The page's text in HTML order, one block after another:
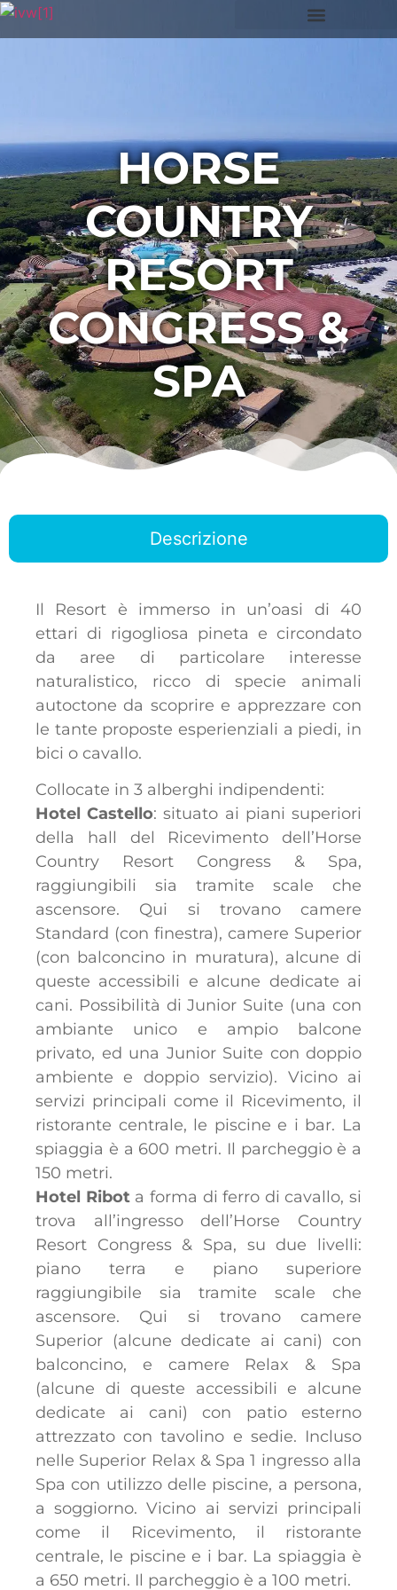
HORSE
COUNTRY
RESORT
CONGRESS &
SPA
Descrizione
Il Resort è immerso in un’oasi di 40
ettari di rigogliosa pineta e circondato
da aree di particolare interesse
naturalistico, ricco di specie animali
autoctone da scoprire e apprezzare con
le tante proposte esperienziali a piedi, in
bici o cavallo.
Collocate in 3 alberghi indipendenti:
Hotel Castello: situato ai piani superiori
della hall del Ricevimento dell’Horse
Country Resort Congress & Spa,
raggiungibili sia tramite scale che
ascensore. Qui si trovano camere
Standard (con finestra), camere Superior
(con balconcino in muratura), alcune di
queste accessibili e alcune dedicate ai
cani. Possibilità di Junior Suite (una con
ambiante unico e ampio balcone
privato, ed una Junior Suite con doppio
ambiente e doppio servizio). Vicino ai
servizi principali come il Ricevimento, il
ristorante centrale, le piscine e i bar. La
spiaggia è a 600 metri. Il parcheggio è a
150 metri.
Hotel Ribota forma di ferro di cavallo, si
trova all’ingresso dell’Horse Country
Resort Congress & Spa, su due livelli:
piano terra e piano superiore
raggiungibile sia tramite scale che
ascensore. Qui si trovano camere
Superior (alcune dedicate ai cani) con
balconcino, e camere Relax & Spa
(alcune di queste accessibili e alcune
dedicate ai cani) con patio esterno
attrezzato con tavolino e sedie. Incluso
nelle Superior Relax & Spa 1 ingresso alla
Spa con utilizzo delle piscine, a persona,
a soggiorno. Vicino ai servizi principali
come il Ricevimento, il ristorante
centrale, le piscine e i bar. La spiaggia è
a 650 metri. Il parcheggio è a 100 metri.